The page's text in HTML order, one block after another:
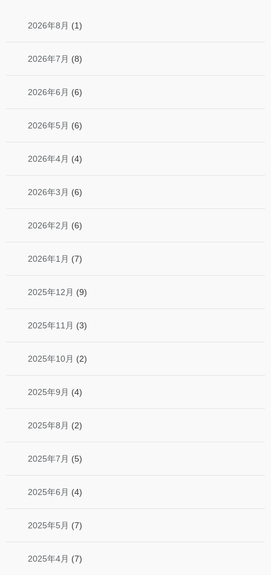
2026年8月 (1)
2026年7月 (8)
2026年6月 (6)
2026年5月 (6)
2026年4月 (4)
2026年3月 (6)
2026年2月 (6)
2026年1月 (7)
2025年12月 (9)
2025年11月 (3)
2025年10月 (2)
2025年9月 (4)
2025年8月 (2)
2025年7月 (5)
2025年6月 (4)
2025年5月 (7)
2025年4月 (7)